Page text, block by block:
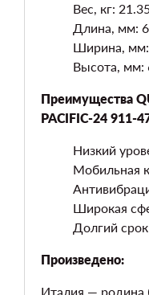
Вес, кг:
Длина, мм:
Ширина,
Высота, мм:
Преимущества
PACIFIC-24 911-
Низкий
Мобильная
Широкая
Долгий
Произведено:
Италия — родина